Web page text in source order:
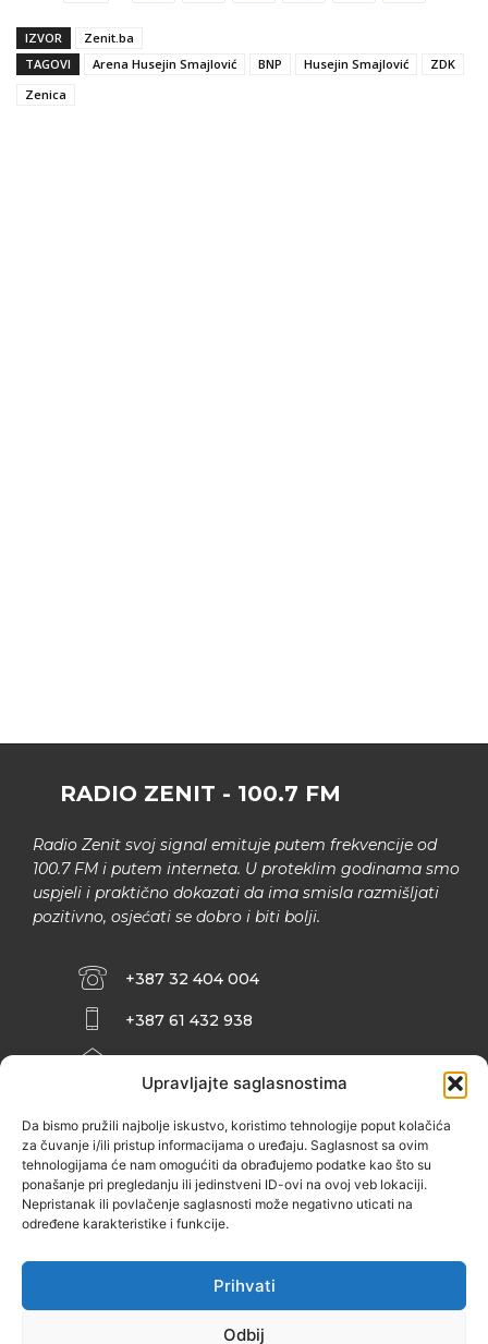
Upravljajte saglasnostima
Da bismo pružili najbolje iskustvo, koristimo tehnologije poput kolačića
za čuvanje i/ili pristup informacijama o uređaju. Saglasnost sa ovim
tehnologijama će nam omogućiti da obrađujemo podatke kao što su
ponašanje pri pregledanju ili jedinstveni ID-ovi na ovoj veb lokaciji.
Nepristanak ili povlačenje saglasnosti može negativno uticati na
određene karakteristike i funkcije.
Prihvati
Odbij
IZVOR
Zenit.ba
TAGOVI
Arena Husejin Smajlović BNP Husejin Smajlović
ZDK
Zenica
RADIO ZENIT - 100.7 FM
Radio Zenit svoj signal emituje putem frekvencije od
100.7 FM i putem interneta. U proteklim godinama smo
uspjeli i praktično dokazati da ima smisla razmišljati
pozitivno, osjećati se dobro i biti bolji.
+387 32 404 004
+387 61 432 938
INFO@ZENIT.BA
ZENIČANKA, 3. SPRAT), 72000 ZENICA